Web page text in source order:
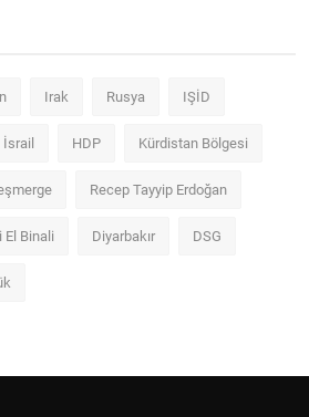
Irak Rusya IŞİD
İsrail HDP Kürdistan Bölgesi
Recep Tayyip Erdoğan
El Binali Diyarbakır DSG